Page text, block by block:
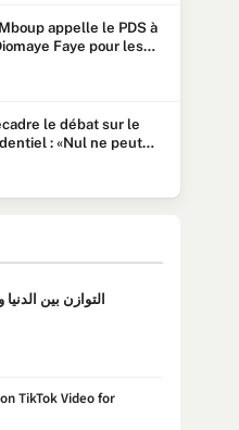
appelle le PDS à
Faye pour les
Sonko
le débat sur le
: «Nul ne peut
mandats
5 ans»
التوازن بين
TikTok Video for